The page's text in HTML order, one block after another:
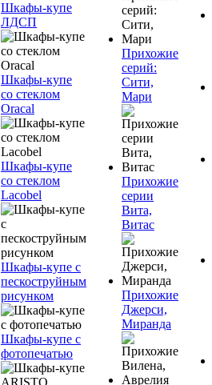
Шкафы-купе
ЛДСП
Шкафы-купе
со стеклом
Oracal
Шкафы-купе
со стеклом
Lacobel
Шкафы-купе с
пескоструйным
рисунком
Шкафы-купе с
фотопечатью
Прихожие
серий:
Сити,
Мари
Прихожие
серии
Вита,
Витас
Прихожие
Джерси,
Миранда